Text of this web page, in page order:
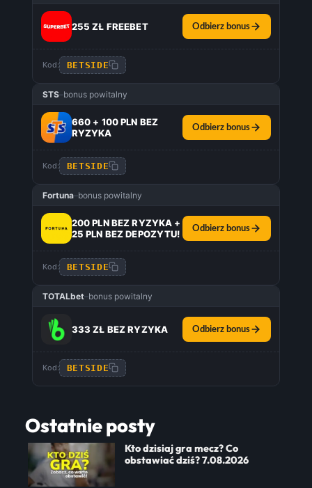
255 ZŁ FREEBET Odbierz bonus
Kod: BETSIDE
STS–bonus powitalny
660 + 100 PLN BEZ
RYZYKA
Odbierz bonus
Kod: BETSIDE
Fortuna–bonus powitalny
200 PLN BEZ RYZYKA +
25 PLN BEZ DEPOZYTU!
Odbierz bonus
Kod: BETSIDE
TOTALbet–bonus powitalny
333 ZŁ BEZ RYZYKA Odbierz bonus
Kod: BETSIDE
Ostatnie posty
Kto dzisiaj gra mecz? Co
obstawiać dziś? 7.08.2026